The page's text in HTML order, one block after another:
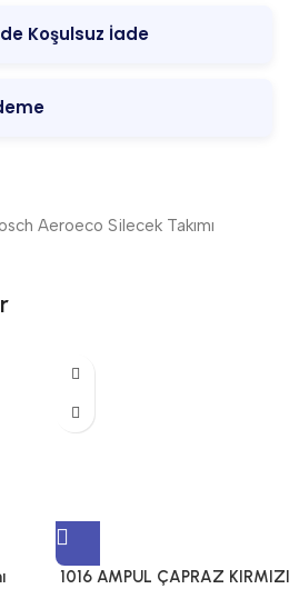
Koşulsuz İade
Aeroeco Silecek Takımı
1016 AMPUL ÇAPRAZ KIRMIZI